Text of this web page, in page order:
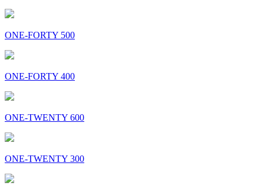
ONE-FORTY 500
ONE-FORTY 400
ONE-TWENTY 600
ONE-TWENTY 300